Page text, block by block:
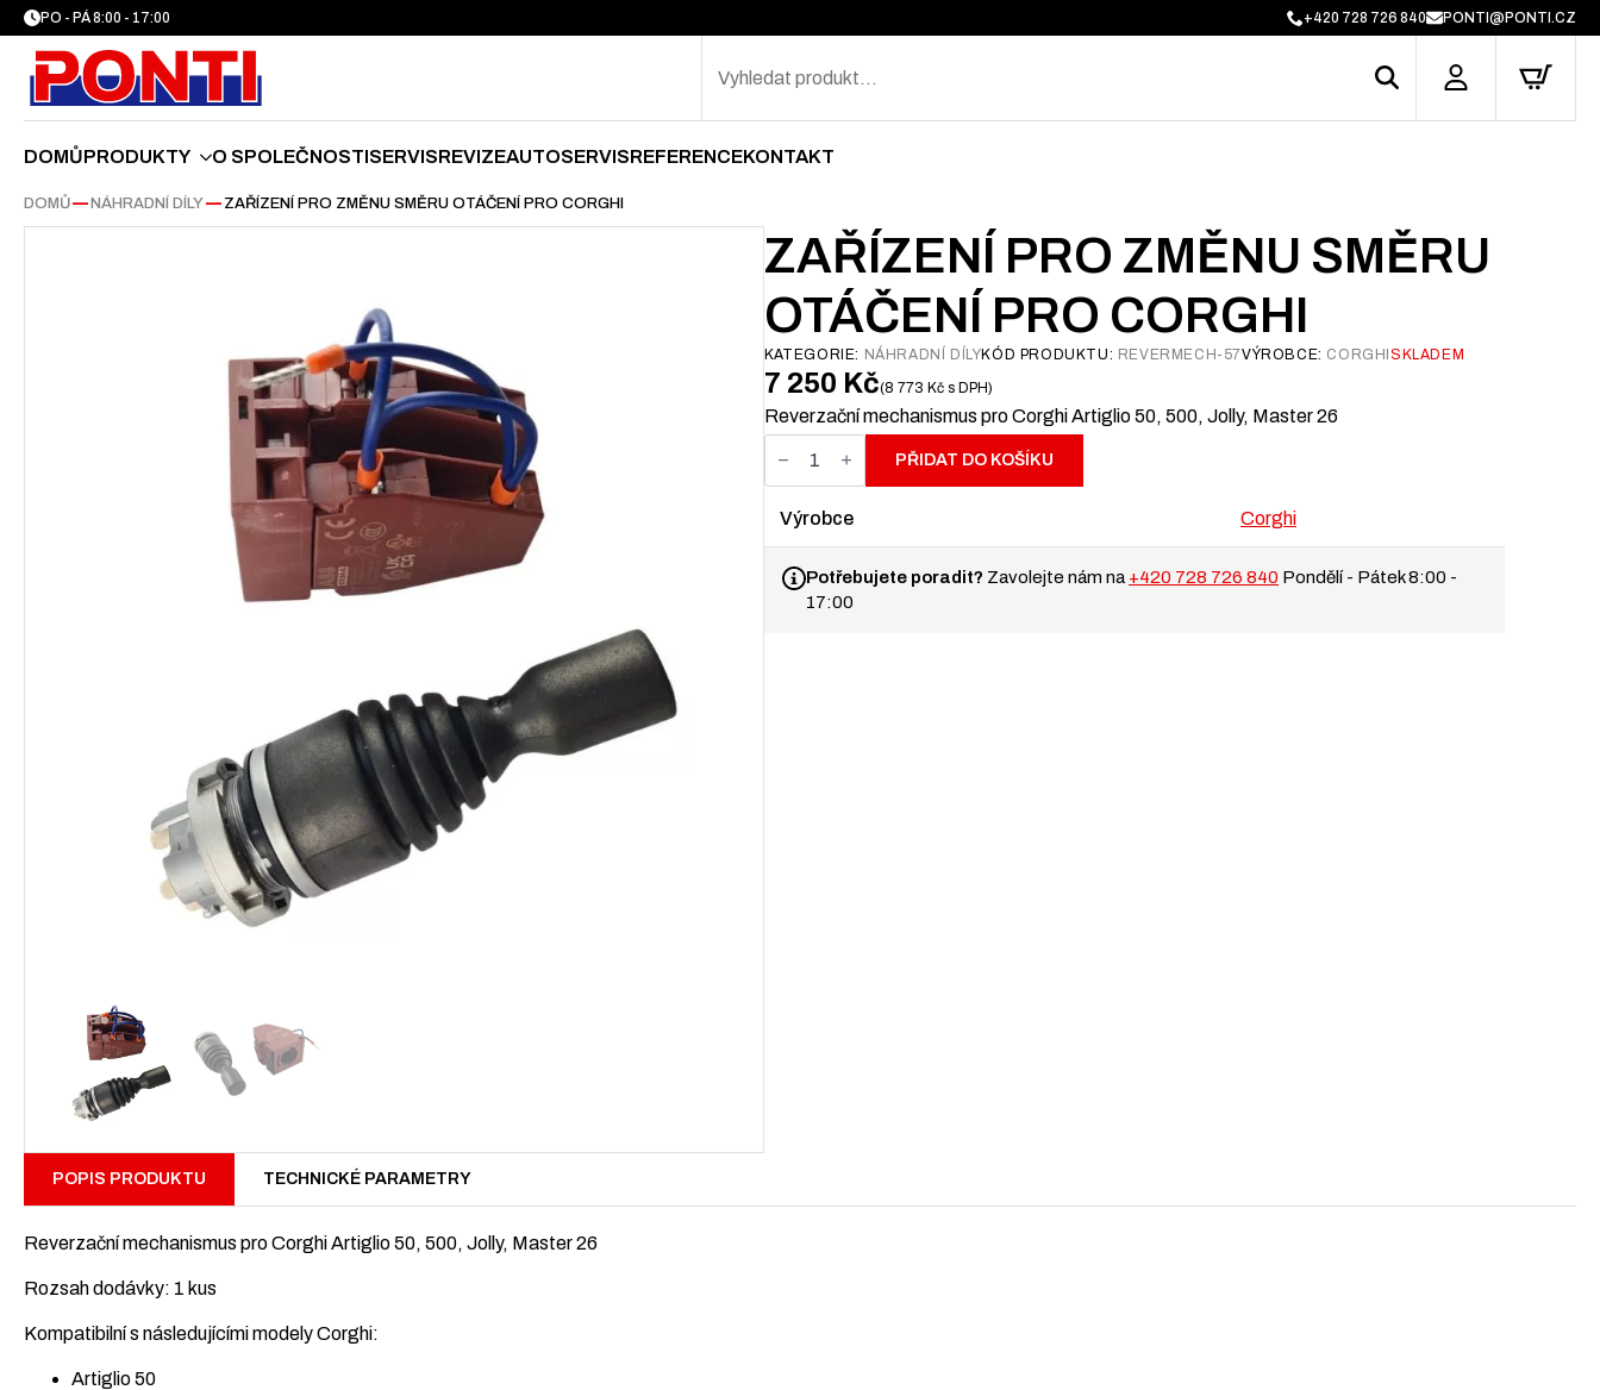
PO - PÁ 8:00 - 17:00 +420 728 726 840 PONTI@PONTI.CZ
DOMŮPRODUKTY O SPOLEČNOSTISERVISREVIZEAUTOSERVISREFERENCEKONTAKT
DOMŮ—NÁHRADNÍ DÍLY— ZAŘÍZENÍ PRO ZMĚNU SMĚRU OTÁČENÍ PRO CORGHI
ZAŘÍZENÍ PRO ZMĚNU SMĚRU
OTÁČENÍ PRO CORGHI
KATEGORIE: NÁHRADNÍ DÍLYKÓD PRODUKTU: REVERMECH-57VÝROBCE: CORGHI SKLADEM
7 250 Kč 8 773 Kč s DPH
Reverzační mechanismus pro Corghi Artiglio 50, 500, Jolly, Master 26
Zařízení
pro
změnu
otáčení
množství
PŘIDAT DO KOŠÍKU
Výrobce Corghi
Potřebujete poradit? Zavolejte nám na +420 728 726 840 Pondělí - Pátek 8:00 -
17:00
POPIS PRODUKTU TECHNICKÉ PARAMETRY
Reverzační mechanismus pro Corghi Artiglio 50, 500, Jolly, Master 26
Rozsah dodávky: 1 kus
Kompatibilní s následujícími modely Corghi:
Artiglio 50